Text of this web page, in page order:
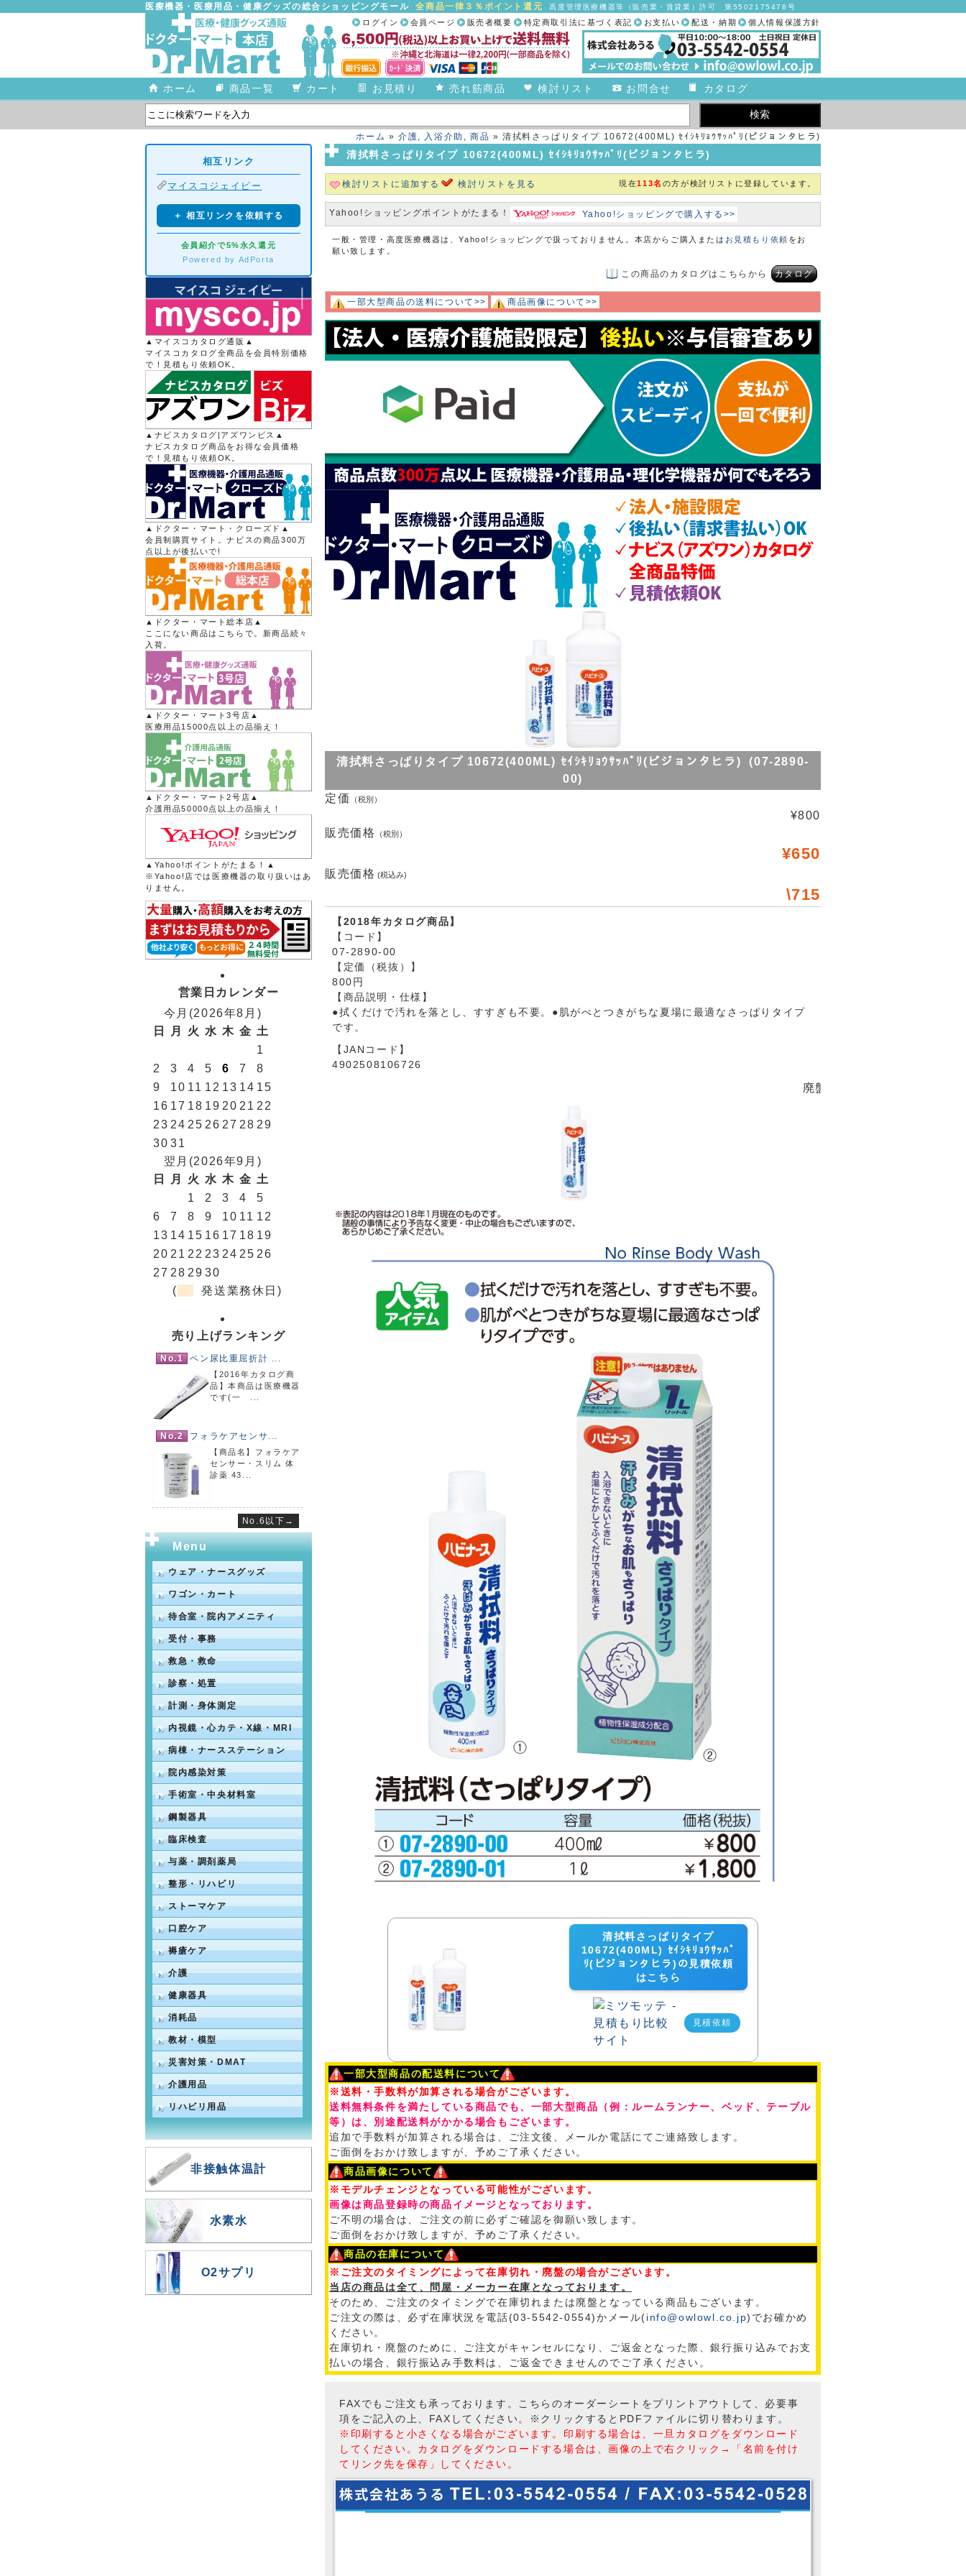
医療機器・医療用品・健康グッズの総合ショッピングモール全商品一律３％ポイント還元 高度管理医療機器等（販売業・賃貸業）許可 第5502175478号
個人情報保護方針
配送・納期
お支払い
特定商取引法に基づく表記
販売者概要
会員ページ
ログイン
ホーム 商品一覧 カート お見積り 売れ筋商品 検討リスト お問合せ カタログ
ホーム » 介護, 入浴介助 , 商品 » 清拭料さっぱりタイプ 10672(400ML) ｾｲｼｷﾘｮｳｻｯﾊﾟﾘ(ピジョンタヒラ)
清拭料さっぱりタイプ 10672(400ML) ｾｲｼｷﾘｮｳｻｯﾊﾟﾘ(ピジョンタヒラ)
検討リストに追加する 検討リストを見る 現在113名 の方が検討リストに登録しています。
Yahoo!ショッピングポイントがたまる！ Yahoo!ショッピングで購入する>>
一般・管理・高度医療機器は、Yahoo!ショッピングで扱っておりません。本店からご購入または お見積もり依頼 をお
願い致します。
この商品のカタログはこちらから カタログ
一部大型商品の送料について>> 商品画像について>>
清拭料さっぱりタイプ 10672(400ML) ｾｲｼｷﾘｮｳｻｯﾊﾟﾘ(ピジョンタヒラ) (07-2890-
00)
定価
（税別）
¥800
販売価格
（税別）
¥650
販売価格 (税込み)
\715
【2018年カタログ商品】
【コード】
07-2890-00
【定価（税抜）】
800円
【商品説明・仕様】
●拭くだけで汚れを落とし、すすぎも不要。●肌がべとつきがちな夏場に最適なさっぱりタイプ
です。
【JANコード】
4902508106726
廃盤
清拭料さっぱりタイプ
10672(400ML) ｾｲｼｷﾘｮｳｻｯﾊﾟ
ﾘ(ピジョンタヒラ)の見積依頼
はこちら
見積依頼
一部大型商品の配送料について
※送料・手数料が加算される場合がございます。
送料無料条件を満たしている商品でも、一部大型商品（例：ルームランナー、ベッド、テーブル
等）は、別途配送料がかかる場合もございます。
追加で手数料が加算される場合は、ご注文後、メールか電話にてご連絡致します。
ご面倒をおかけ致しますが、予めご了承ください。
商品画像について
※モデルチェンジとなっている可能性がございます。
画像は商品登録時の商品イメージとなっております。
ご不明の場合は、ご注文の前に必ずご確認を御願い致します。
ご面倒をおかけ致しますが、予めご了承ください。
商品の在庫について
※ご注文のタイミングによって在庫切れ・廃盤の場合がございます。
当店の商品は全て、問屋・メーカー在庫となっております。
そのため、ご注文のタイミングで在庫切れまたは廃盤となっている商品もございます。
ご注文の際は、必ず在庫状況を電話(03-5542-0554)かメール(info@owlowl.co.jp)でお確かめ
ください。
在庫切れ・廃盤のために、ご注文がキャンセルになり、ご返金となった際、銀行振り込みでお支
払いの場合、銀行振込み手数料は、ご返金できませんのでご了承ください。
FAXでもご注文も承っております。こちらのオーダーシートをプリントアウトして、必要事
項をご記入の上、FAXしてください。※クリックするとPDFファイルに切り替わります。
※印刷すると小さくなる場合がございます。印刷する場合は、一旦カタログをダウンロード
してください。カタログをダウンロードする場合は、画像の上で右クリック→「名前を付け
てリンク先を保存」してください。
相互リンク
マイスコジェイピー
＋ 相互リンクを依頼する
会員紹介で5%永久還元
Powered by AdPorta
▲マイスコカタログ通販▲
マイスコカタログ全商品を会員特別価格
で！見積もり依頼OK。
▲ナビスカタログ|アズワンビス▲
ナビスカタログ商品をお得な会員価格
で！見積もり依頼OK。
▲ドクター・マート・クローズド▲
会員制購買サイト。ナビスの商品300万
点以上が後払いで!
▲ドクター・マート総本店▲
ここにない商品はこちらで。新商品続々
入荷。
▲ドクター・マート3号店▲
医療用品15000点以上の品揃え！
▲ドクター・マート2号店▲
介護用品50000点以上の品揃え！
▲Yahoo!ポイントがたまる！▲
※Yahoo!店では医療機器の取り扱いはあ
りません。
営業日カレンダー
今月(2026年8月)
日
月 火 水 木 金 土
1
2
3 4 5 6 7
8
9
10 11 12 13 14 15
16 17 18 19 20 21 22
23 24 25 26 27 28 29
30 31
翌月(2026年9月)
日
月 火 水 木 金 土
1
2 3 4
5
6
7 8 9 10 11 12
13 14 15 16 17 18 19
20 21 22 23 24 25 26
27 28 29 30
(
発送業務休日)
売り上げランキング
No.1 ペン尿比重屈折計 ...
【2016年カタログ商
品】本商品は医療機器
です(一 ...
No.2 フォラケアセンサ...
【商品名】フォラケア
センサー・スリム 体
診薬 43...
No.6以下→
Menu
ウェア・ナースグッズ
ワゴン・カート
待合室・院内アメニティ
受付・事務
救急・救命
診察・処置
計測・身体測定
内視鏡・心カテ・X線・MRI
病棟・ナースステーション
院内感染対策
手術室・中央材料室
鋼製器具
臨床検査
与薬・調剤薬局
整形・リハビリ
ストーマケア
口腔ケア
褥瘡ケア
介護
健康器具
消耗品
教材・模型
災害対策・DMAT
介護用品
リハビリ用品
非接触体温計
水素水
O2サプリ